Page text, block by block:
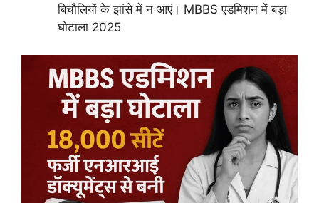
बिचौलियों के झांसे में न आएं। MBBS एडमिशन में बड़ा
घोटाला 2025